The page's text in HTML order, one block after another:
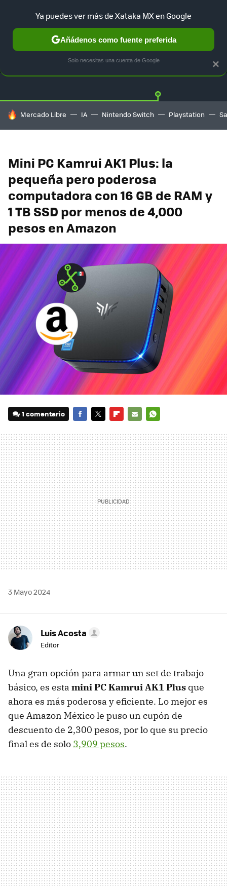
GUÍA DE COMPRAS MERCADO LIBRE
HOY SE HABLA DE
Mercado Libre IA Nintendo Switch Playstation
Mini PC Kamrui AK1 Plus: la
pequeña pero poderosa
computadora con 16 GB de RAM y
1 TB SSD por menos de 4,000
pesos en Amazon
1 comentario
MAIL
3 Mayo 2024
Luis Acosta
Editor
Una gran opción para armar un set de trabajo
básico, es esta mini PC Kamrui AK1 Plus que
ahora es más poderosa y eficiente. Lo mejor es
que Amazon México le puso un cupón de
descuento de 2,300 pesos, por lo que su precio
final es de solo 3,909 pesos.
×
Ya puedes ver más de Xataka MX en Google
Añádenos como fuente preferida
Solo necesitas una cuenta de Google